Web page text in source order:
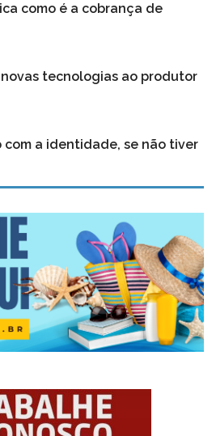
como é a cobrança de
tecnologias ao produtor
com a identidade, se não tiver